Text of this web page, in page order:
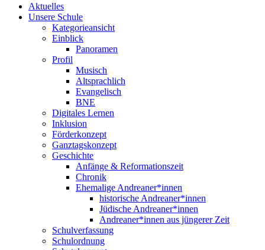
Aktuelles
Unsere Schule
Kategorieansicht
Einblick
Panoramen
Profil
Musisch
Altsprachlich
Evangelisch
BNE
Digitales Lernen
Inklusion
Förderkonzept
Ganztagskonzept
Geschichte
Anfänge & Reformationszeit
Chronik
Ehemalige Andreaner*innen
historische Andreaner*innen
Jüdische Andreaner*innen
Andreaner*innen aus jüngerer Zeit
Schulverfassung
Schulordnung